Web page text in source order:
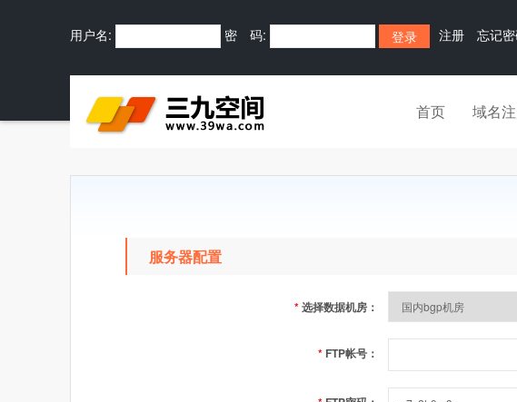
用户名: 密 码: 注册 忘记
首页 域名
服务器配置
*选择数据机房：
* FTP帐号：